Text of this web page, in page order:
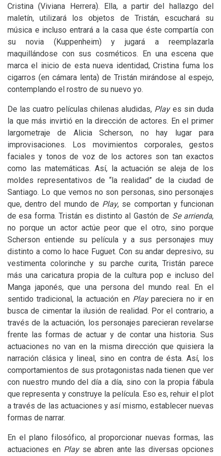
Cristina (Viviana Herrera). Ella, a partir del hallazgo del
maletín, utilizará los objetos de Tristán, escuchará su
música e incluso entrará a la casa que éste compartía con
su novia (Kuppenheim) y jugará a reemplazarla
maquillándose con sus cosméticos. En una escena que
marca el inicio de esta nueva identidad, Cristina fuma los
cigarros (en cámara lenta) de Tristán mirándose al espejo,
contemplando el rostro de su nuevo yo.
De las cuatro películas chilenas aludidas, Playes sin duda
la que más invirtió en la dirección de actores. En el primer
largometraje de Alicia Scherson, no hay lugar para
improvisaciones. Los movimientos corporales, gestos
faciales y tonos de voz de los actores son tan exactos
como las matemáticas. Así, la actuación se aleja de los
moldes representativos de “la realidad” de la ciudad de
Santiago. Lo que vemos no son personas, sino personajes
que, dentro del mundo de Play, se comportan y funcionan
de esa forma. Tristán es distinto al Gastón de Se arrienda,
no porque un actor actúe peor que el otro, sino porque
Scherson entiende su película y a sus personajes muy
distinto a como lo hace Fuguet. Con su andar depresivo, su
vestimenta colorinche y su parche curita, Tristán parece
más una caricatura propia de la cultura pop e incluso del
Manga japonés, que una persona del mundo real. En el
sentido tradicional, la actuación en Playpareciera no ir en
busca de cimentar la ilusión de realidad. Por el contrario, a
través de la actuación, los personajes parecieran revelarse
frente las formas de actuar y de contar una historia. Sus
actuaciones no van en la misma dirección que quisiera la
narración clásica y lineal, sino en contra de ésta. Así, los
comportamientos de sus protagonistas nada tienen que ver
con nuestro mundo del día a día, sino con la propia fábula
que representa y construye la película. Eso es, rehuir el plot
a través de las actuaciones y así mismo, establecer nuevas
formas de narrar.
En el plano filosófico, al proporcionar nuevas formas, las
actuaciones en Playse abren ante las diversas opciones